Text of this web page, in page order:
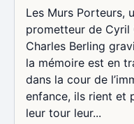
Les Murs Porteurs,
prometteur de Cyril
Charles Berling
la mémoire est en
dans la cour de
enfance, ils rient et
leur tour leur...